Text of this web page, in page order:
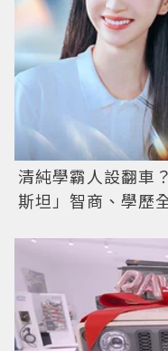
清純學霸人設翻車
斯坦」智商、學歷